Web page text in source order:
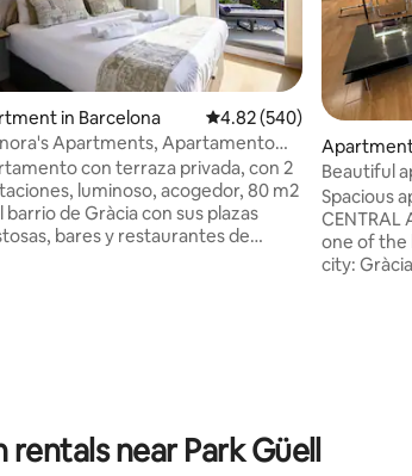
rating, 112 reviews
in Barcelona 4.82 out of 5 average
4.82 (540)
Apartments, Apartamento
1
con terraza privada, con 2
luminoso, acogedor, 80 m2
barrio de Gràcia con sus plazas
bares y restaurantes de
su llegada ante las
pe
Beautiful
Spacious
CENTRAL
one of the
city:
near Park Güell